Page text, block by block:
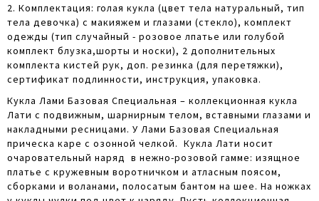
2. Комплектация: голая кукла (цвет тела натуральный, тип
тела девочка ) с макияжем и глазами (стекло), комплект
одежды (тип случайный - розовое лпатье или голубой
комплект блузка,шорты и носки), 2 дополнительных
комплекта кистей рук, доп. резинка (для перетяжки),
сертификат подлинности, инструкция, упаковка.
Кукла Лами Базовая Специальная – коллекционная кукла
Лати с подвижным, шарнирным телом, вставными глазами и
накладными ресницами. У Лами Базовая Специальная
прическа каре с озонной челкой. Кукла Лати носит
очаровательный наряд в нежно-розовой гамме: изящное
платье с кружевным воротничком и атласным поясом,
сборками и воланами, полосатым бантом на шее. На ножках